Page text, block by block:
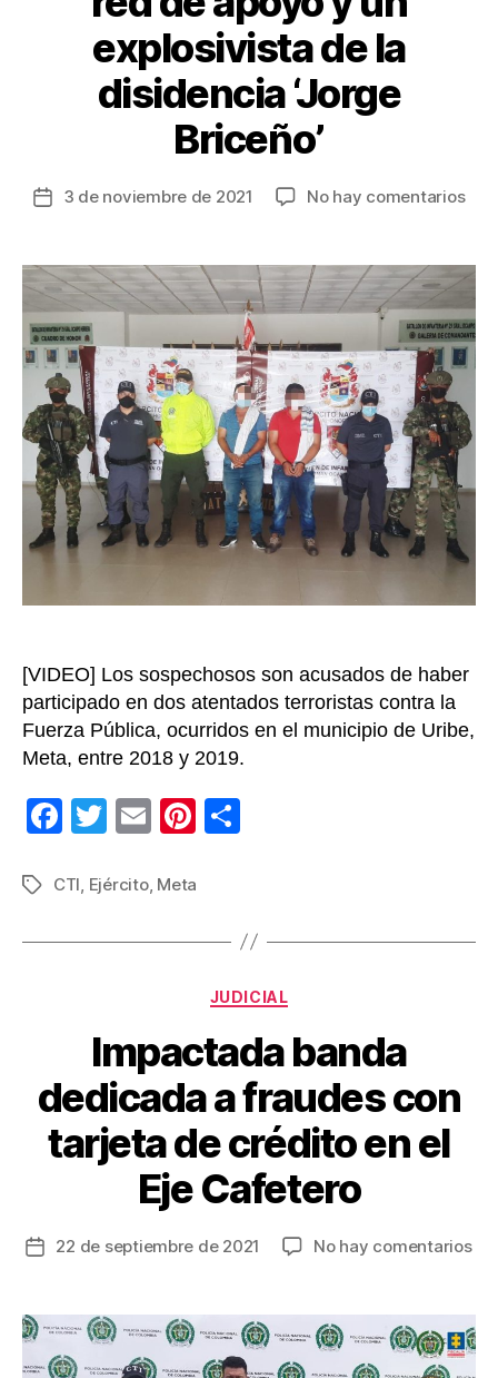
explosivista de la
disidencia ‘Jorge
Briceño’
Fecha
entrada
3 de noviembre de 2021 No hay comentariosen
de
red
de
y
de
[VIDEO] Los sospechosos son acusados de haber
participado en dos atentados terroristas contra la
Fuerza Pública, ocurridos en el municipio de Uribe,
Meta, entre 2018 y 2019.
F
c
T
tt
E
ail
Pi
p
ar
tir
Etiquetas
CTI Ejército, Meta
Categorías
JUDICIAL
Impactada banda
dedicada a fraudes con
tarjeta de crédito en el
Eje Cafetero
Fecha
entrada
22 de septiembre de 2021 No hay comentariosen
a